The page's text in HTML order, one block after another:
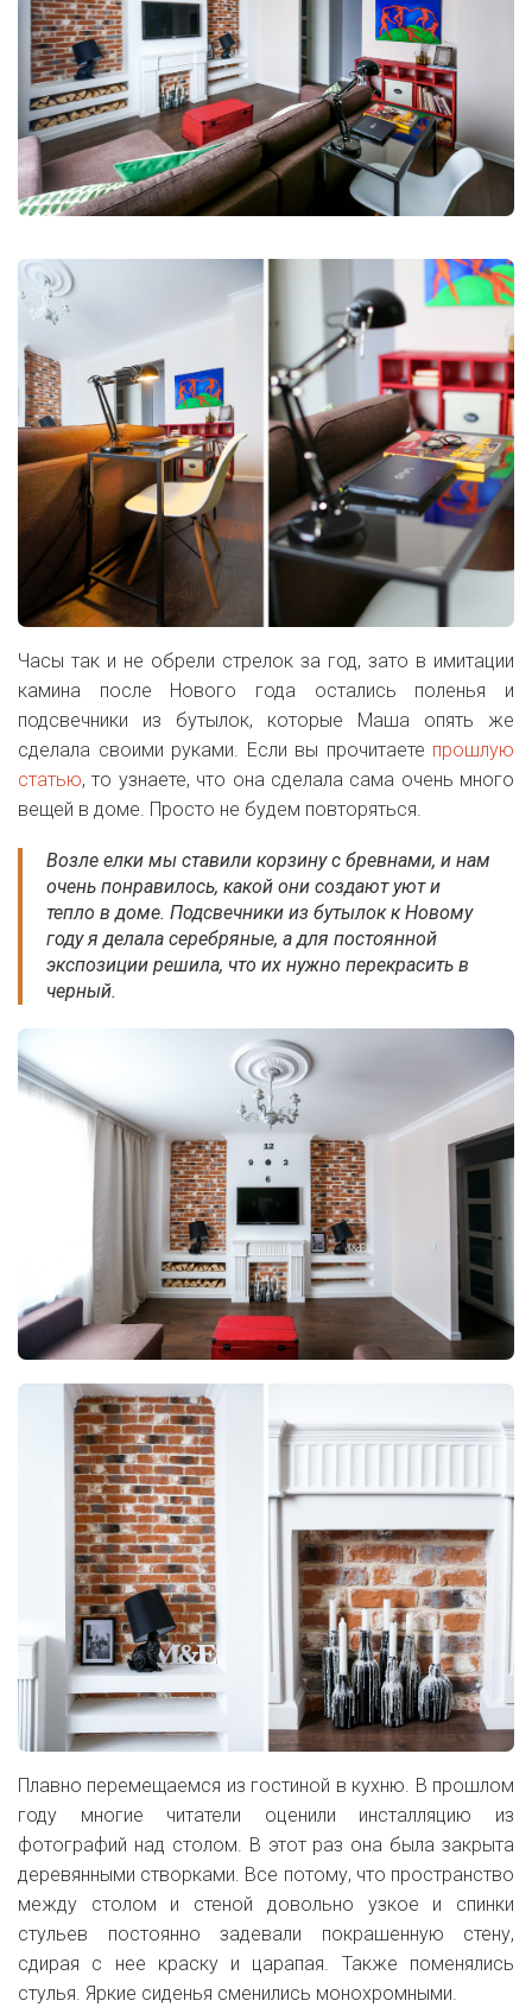
Часы так и не обрели стрелок за год, зато в имитации
камина после Нового года остались поленья и
подсвечники из бутылок, которые Маша опять же
сделала своими руками. Если вы прочитаете прошлую
статью, то узнаете, что она сделала сама очень много
вещей в доме. Просто не будем повторяться.
Возле елки мы ставили корзину с бревнами, и нам
очень понравилось, какой они создают уют и
тепло в доме. Подсвечники из бутылок к Новому
году я делала серебряные, а для постоянной
экспозиции решила, что их нужно перекрасить в
черный.
Плавно перемещаемся из гостиной в кухню. В прошлом
году многие читатели оценили инсталляцию из
фотографий над столом. В этот раз она была закрыта
деревянными створками. Все потому, что пространство
между столом и стеной довольно узкое и спинки
стульев постоянно задевали покрашенную стену,
сдирая с нее краску и царапая. Также поменялись
стулья. Яркие сиденья сменились монохромными.